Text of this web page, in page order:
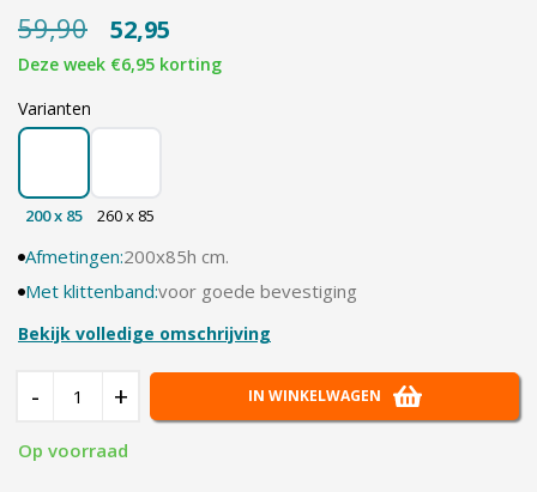
59,90 52,95
Deze week €6,95 korting
Varianten
200 x 85 260 x 85
Afmetingen:200x85h cm.
Met klittenband:voor goede bevestiging
Bekijk volledige omschrijving
- + IN WINKELWAGEN
Op voorraad